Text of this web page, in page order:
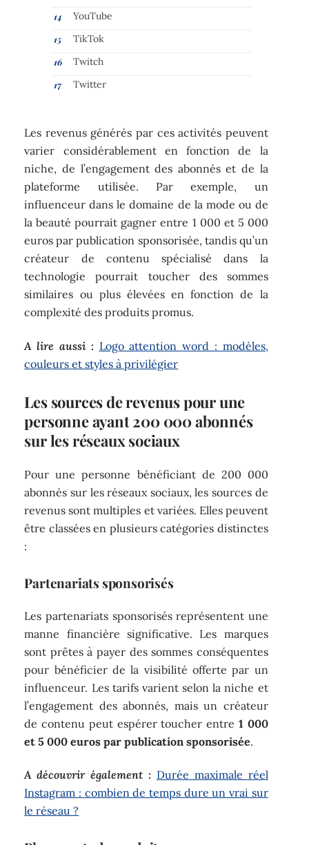
YouTube
TikTok
Twitch
Twitter
Les revenus générés par ces activités peuvent
varier considérablement en fonction de la
niche, de l’engagement des abonnés et de la
plateforme utilisée. Par exemple, un
influenceur dans le domaine de la mode ou de
la beauté pourrait gagner entre 1 000 et 5 000
euros par publication sponsorisée, tandis qu’un
créateur de contenu spécialisé dans la
technologie pourrait toucher des sommes
similaires ou plus élevées en fonction de la
complexité des produits promus.
A lire aussi : Logo attention word : modèles,
couleurs et styles à privilégier
Les sources de revenus pour une
personne ayant 200 000 abonnés
sur les réseaux sociaux
Pour une personne bénéficiant de 200 000
abonnés sur les réseaux sociaux, les sources de
revenus sont multiples et variées. Elles peuvent
être classées en plusieurs catégories distinctes
:
Partenariats sponsorisés
Les partenariats sponsorisés représentent une
manne financière significative. Les marques
sont prêtes à payer des sommes conséquentes
pour bénéficier de la visibilité offerte par un
influenceur. Les tarifs varient selon la niche et
l’engagement des abonnés, mais un créateur
de contenu peut espérer toucher entre 1 000
et 5 000 euros par publication sponsorisée.
A découvrir également : Durée maximale réel
Instagram : combien de temps dure un vrai sur
le réseau ?